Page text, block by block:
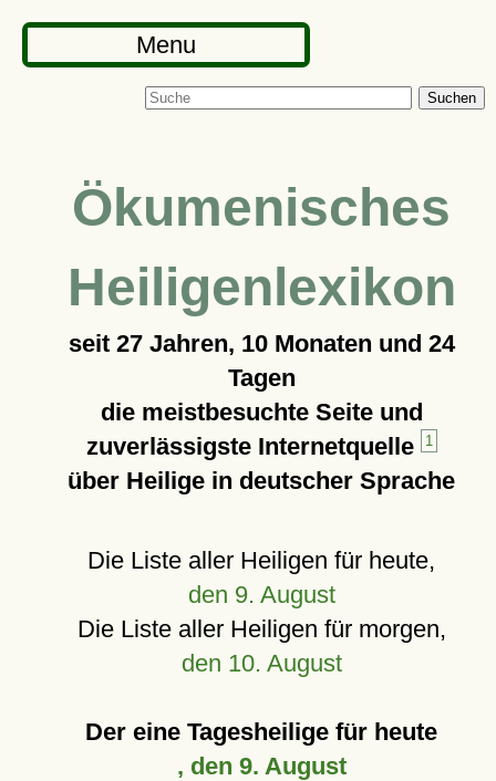
Menu
Suchen
Ökumenisches
Heiligenlexikon
seit 27 Jahren, 10 Monaten und 24
Tagen
die meistbesuchte Seite und
zuverlässigste Internetquelle
1
über Heilige in deutscher Sprache
Die Liste aller Heiligen für heute,
den 9. August
Die Liste aller Heiligen für morgen,
den 10. August
Der eine Tagesheilige für heute
, den 9. August